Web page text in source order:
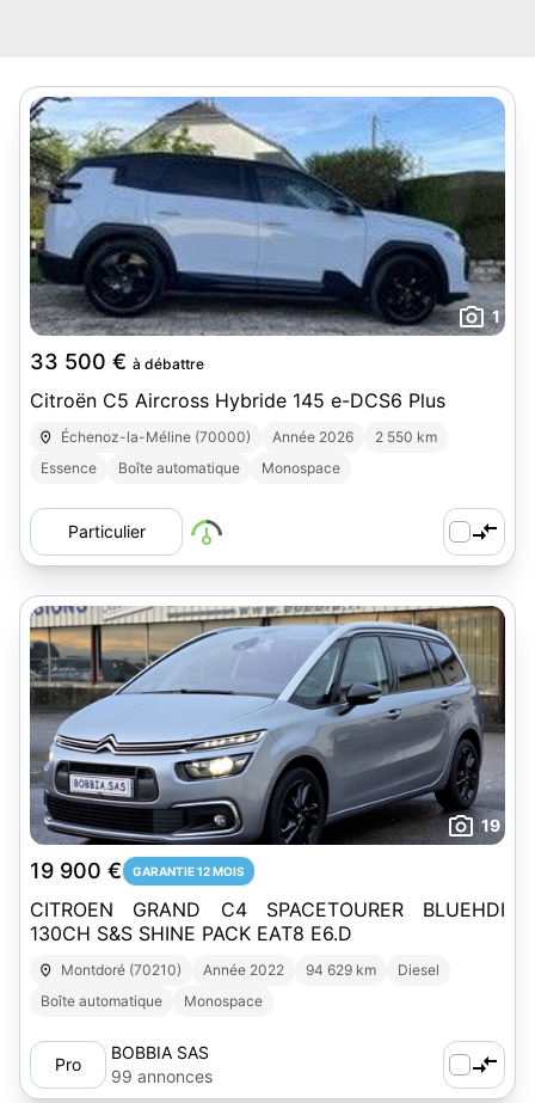
1
33 500 € à débattre
Citroën C5 Aircross Hybride 145 e-DCS6 Plus
Échenoz-la-Méline (70000) Année 2026
2 550 km
Essence
Boîte automatique Monospace
Particulier
19
19 900 € GARANTIE 12 MOIS
CITROEN GRAND C4 SPACETOURER BLUEHDI
130CH S&S SHINE PACK EAT8 E6.D
Montdoré (70210) Année 2022 94 629 km
Diesel
Boîte automatique
Monospace
Pro
BOBBIA SAS
99 annonces